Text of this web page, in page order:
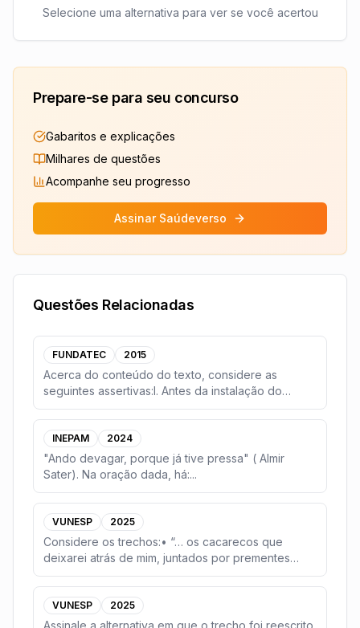
Selecione uma alternativa para ver se você acertou
Prepare-se para seu concurso
Gabaritos e explicações
Milhares de questões
Acompanhe seu progresso
Assinar Saúdeverso
Questões Relacionadas
FUNDATEC 2015
Acerca do conteúdo do texto, considere as
seguintes assertivas:I. Antes da instalação do
Complexo Eó...
INEPAM 2024
"Ando devagar, porque já tive pressa" ( Almir
Sater). Na oração dada, há:...
VUNESP 2025
Considere os trechos:• “… os cacarecos que
deixarei atrás de mim, juntados por prementes
necessidade...
VUNESP 2025
Assinale a alternativa em que o trecho foi reescrito